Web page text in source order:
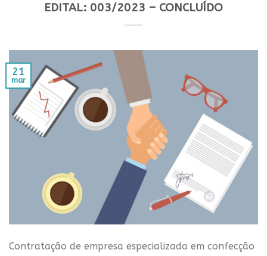
EDITAL: 003/2023 – CONCLUÍDO
21
mar
Contratação de empresa especializada em confecção